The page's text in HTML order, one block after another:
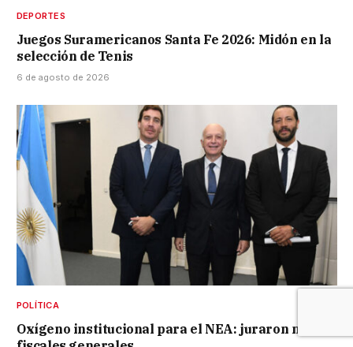
DEPORTES
Juegos Suramericanos Santa Fe 2026: Midón en la
selección de Tenis
6 de agosto de 2026
POLÍTICA
Oxígeno institucional para el NEA: juraron nuevos